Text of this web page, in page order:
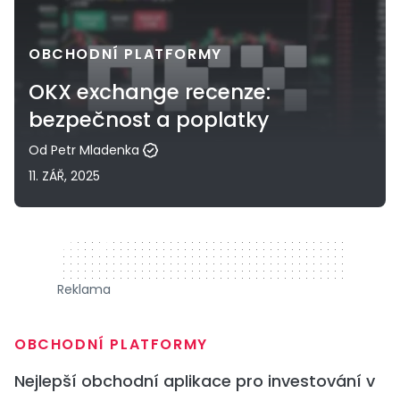
OBCHODNÍ PLATFORMY
OKX exchange recenze:
bezpečnost a poplatky
Od Petr Mladenka
11. ZÁŘ, 2025
320 x 50
Reklama
OBCHODNÍ PLATFORMY
Nejlepší obchodní aplikace pro investování v